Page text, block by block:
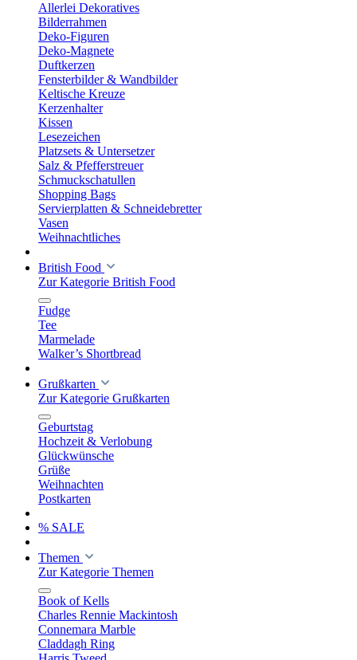
Allerlei Dekoratives
Bilderrahmen
Deko-Figuren
Deko-Magnete
Duftkerzen
Fensterbilder & Wandbilder
Keltische Kreuze
Kerzenhalter
Kissen
Lesezeichen
Platzsets & Untersetzer
Salz & Pfefferstreuer
Schmuckschatullen
Shopping Bags
Servierplatten & Schneidebretter
Vasen
Weihnachtliches
British Food
Zur Kategorie British Food
Fudge
Tee
Marmelade
Walker’s Shortbread
Grußkarten
Zur Kategorie Grußkarten
Geburtstag
Hochzeit & Verlobung
Glückwünsche
Grüße
Weihnachten
Postkarten
% SALE
Themen
Zur Kategorie Themen
Book of Kells
Charles Rennie Mackintosh
Connemara Marble
Claddagh Ring